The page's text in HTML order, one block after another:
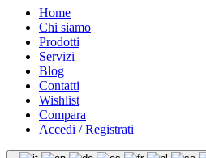
Home
Chi siamo
Prodotti
Servizi
Blog
Contatti
Wishlist
Compara
Accedi / Registrati